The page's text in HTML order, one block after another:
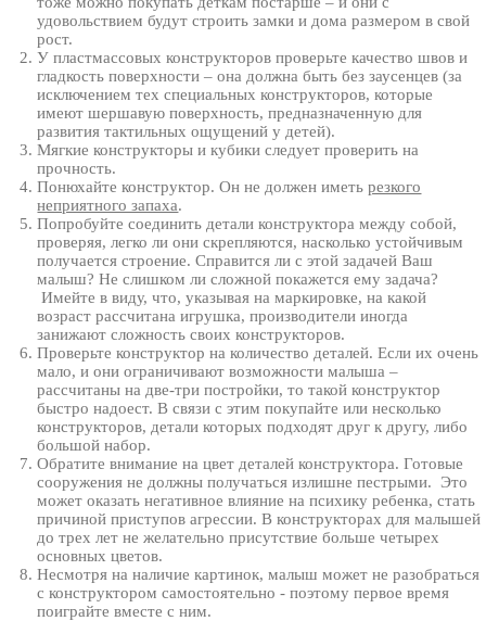
удовольствием будут строить замки и дома размером в свой
рост.
У пластмассовых конструкторов проверьте качество швов и
гладкость поверхности – она должна быть без заусенцев (за
исключением тех специальных конструкторов, которые
имеют шершавую поверхность, предназначенную для
развития тактильных ощущений у детей).
Мягкие конструкторы и кубики следует проверить на
прочность.
Понюхайте конструктор. Он не должен иметьрезкого
неприятного запаха.
Попробуйте соединить детали конструктора между собой,
проверяя, легко ли они скрепляются, насколько устойчивым
получается строение. Справится ли с этой задачей Ваш
малыш? Не слишком ли сложной покажется ему задача?
Имейте в виду, что, указывая на маркировке, на какой
возраст рассчитана игрушка, производители иногда
занижают сложность своих конструкторов.
Проверьте конструктор на количество деталей. Если их очень
мало, и они ограничивают возможности малыша –
рассчитаны на две-три постройки, то такой конструктор
быстро надоест. В связи с этим покупайте или несколько
конструкторов, детали которых подходят друг к другу, либо
большой набор.
Обратите внимание на цвет деталей конструктора. Готовые
сооружения не должны получаться излишне пестрыми. Это
может оказать негативное влияние на психику ребенка, стать
причиной приступов агрессии. В конструкторах для малышей
до трех лет не желательно присутствие больше четырех
основных цветов.
Несмотря на наличие картинок, малыш может не разобраться
с конструктором самостоятельно - поэтому первое время
поиграйте вместе с ним.